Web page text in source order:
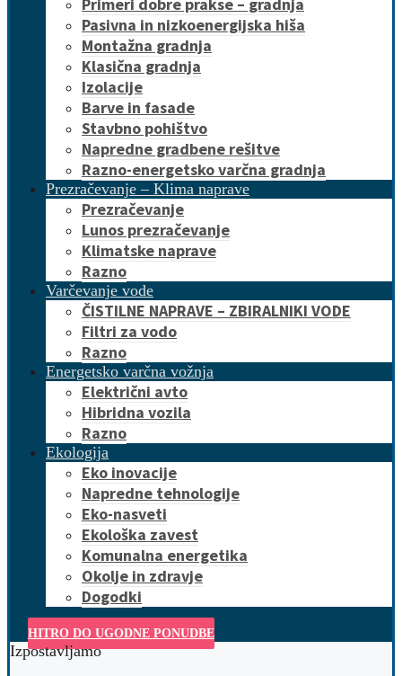
Pasivna in nizkoenergijska hiša
Montažna gradnja
Klasična gradnja
Izolacije
Barve in fasade
Stavbno pohištvo
Napredne gradbene rešitve
Razno-energetsko varčna gradnja
Prezračevanje – Klima naprave
Prezračevanje
Lunos prezračevanje
Klimatske naprave
Razno
Varčevanje vode
ČISTILNE NAPRAVE – ZBIRALNIKI VODE
Filtri za vodo
Razno
Energetsko varčna vožnja
Električni avto
Hibridna vozila
Razno
Ekologija
Eko inovacije
Napredne tehnologije
Eko-nasveti
Ekološka zavest
Komunalna energetika
Okolje in zdravje
Dogodki
HITRO DO UGODNE PONUDBE
Izpostavljamo